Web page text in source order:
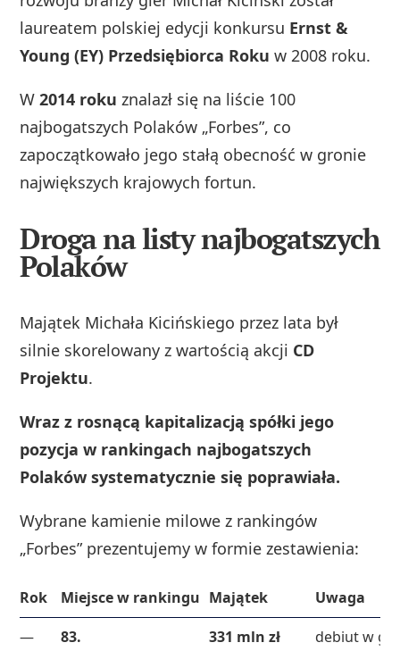
laureatem polskiej edycji konkursu Ernst &
Young (EY) Przedsiębiorca Roku w 2008 roku.
W2014 roku znalazł się na liście 100
najbogatszych Polaków „Forbes”, co
zapoczątkowało jego stałą obecność w gronie
największych krajowych fortun.
Droga na listy najbogatszych
Polaków
Majątek Michała Kicińskiego przez lata był
silnie skorelowany z wartością akcji CD
Projektu.
Wraz z rosnącą kapitalizacją spółki jego
pozycja w rankingach najbogatszych
Polaków systematycznie się poprawiała.
Wybrane kamienie milowe z rankingów
„Forbes” prezentujemy w formie zestawienia:
Rok Miejsce w rankingu Majątek
Uwaga
—
83. 331 mln zł
debiut w